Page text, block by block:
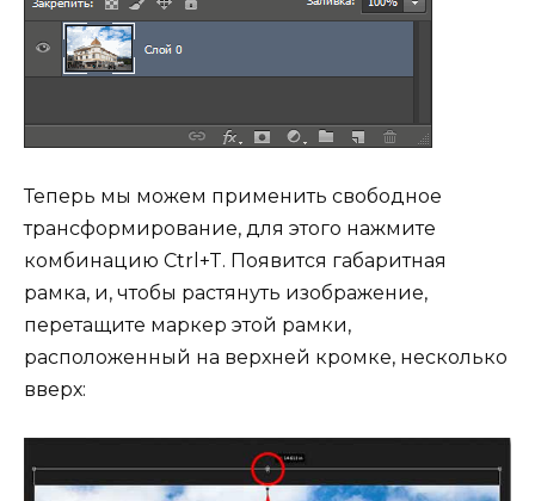
Теперь мы можем применить свободное
трансформирование, для этого нажмите
комбинацию Ctrl+T. Появится габаритная
рамка, и, чтобы растянуть изображение,
перетащите маркер этой рамки,
расположенный на верхней кромке, несколько
вверх: